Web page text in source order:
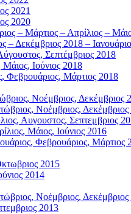
2021
2020
– Μάρτιος – Απρίλιος –
– Δεκέμβριος 2018 –
Σεπτέμβριος 2018
Ιούνιος 2018
Φεβρουάριος, Μάρτιος 2018
Νοέμβριος, Δεκέμβριος
Νοέμβριος, Δεκέμβριος
Αυγουστος, Σεπτεμβριος
Μάιος, Ιούνιος 2016
Φεβρουάριος, Μάρτιος
2015
2014
Νοέμβριος, Δεκέμβριος
2013